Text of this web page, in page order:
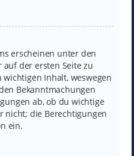
erscheinen unter den
der ersten Seite zu
Inhalt, weswegen
Bekanntmachungen
ab, ob du wichtige
nicht; die Berechtigungen
ein.